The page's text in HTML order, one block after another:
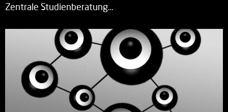
Zentrale Studienberatung…